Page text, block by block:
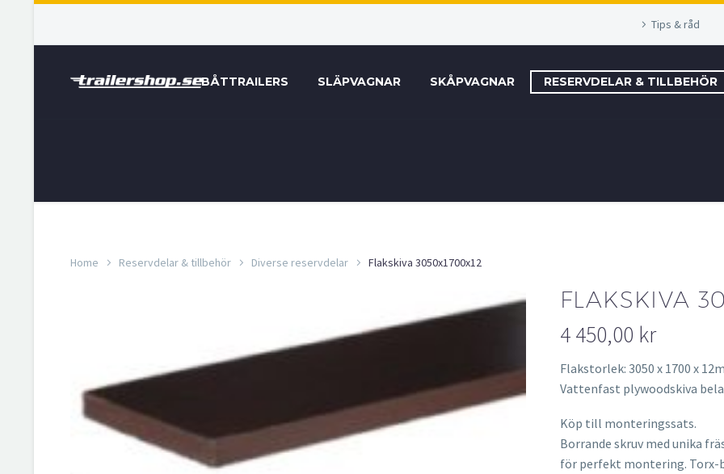
Tips & råd
BÅTTRAILERS SLÄPVAGNAR SKÅPVAGNAR RESERVDELAR & TILLBEHÖR
Home Reservdelar & tillbehör Diverse reservdelar Flakskiva 3050x1700x12
FLAKSKIVA
4 450,00 kr
Flakstorlek: 3050 x 1700 x
Vattenfast plywoodskiva
Köp till monteringssats.
Borrande skruv med unika
för perfekt montering. Torx-